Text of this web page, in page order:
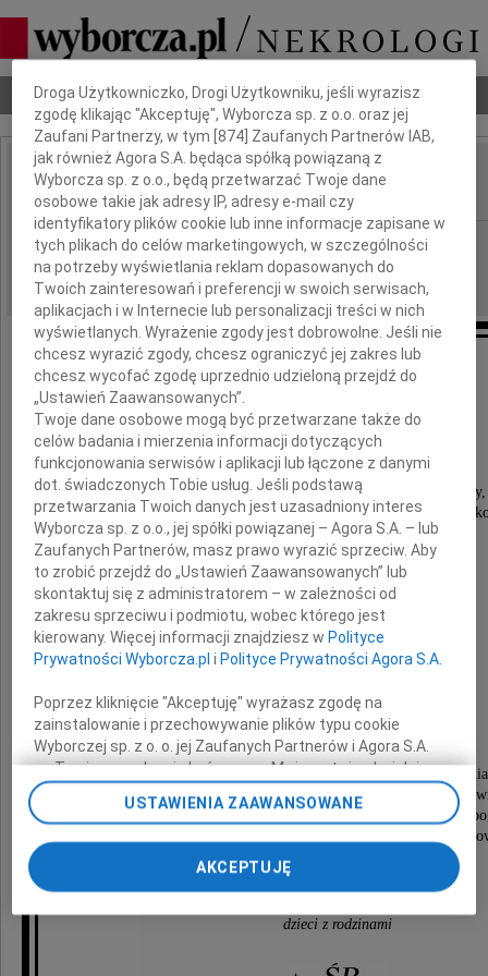
Nekrologi Odeszli Poradnik pogrzebowy
IMIĘ I NAZWISKO: Jolanta Dynia
REGION: Bydgoszcz
DATA EMISJI: 30.08.2011
"Musicie być mocni mocą miłości,
która jest potężniejsza niż śmierć "
Jan Paweł II
Z sercem pełnym bólu i smutku zawiadamiamy,
że dnia 27 sierpnia 2011 roku odeszła od nas nasza
Mama, Teściowa, Babcia i Prababcia
Jolanta Dynia
z domu Surynt
lat 75
Msza św. pogrzebowa zostanie odprawiona dnia 31
o godzinie 12.00 w kościele parafii Imienia NMP w
po której odbędzie się eksportacja Zmarłej i ceremonia
na cmentarzu parafii pw. św. Józefa przy ul. Libelta w
Pogrążone w żalu
dzieci z rodzinami
Dbamy o Twoją prywatność
Droga Użytkowniczko, Drogi Użytkowniku, jeśli wyrazisz
zgodę klikając "Akceptuję", Wyborcza sp. z o.o. oraz jej
Zaufani Partnerzy, w tym [874 ] Zaufanych Partnerów IAB,
jak również Agora S.A. będąca spółką powiązaną z
Wyborcza sp. z o.o., będą przetwarzać Twoje dane
osobowe takie jak adresy IP, adresy e-mail czy
identyfikatory plików cookie lub inne informacje zapisane w
tych plikach do celów marketingowych, w szczególności
na potrzeby wyświetlania reklam dopasowanych do
Twoich zainteresowań i preferencji w swoich serwisach,
aplikacjach i w Internecie lub personalizacji treści w nich
wyświetlanych. Wyrażenie zgody jest dobrowolne. Jeśli nie
chcesz wyrazić zgody, chcesz ograniczyć jej zakres lub
chcesz wycofać zgodę uprzednio udzieloną przejdź do
„Ustawień Zaawansowanych”.
Twoje dane osobowe mogą być przetwarzane także do
celów badania i mierzenia informacji dotyczących
funkcjonowania serwisów i aplikacji lub łączone z danymi
dot. świadczonych Tobie usług. Jeśli podstawą
przetwarzania Twoich danych jest uzasadniony interes
Wyborcza sp. z o.o., jej spółki powiązanej – Agora S.A. – lub
Zaufanych Partnerów, masz prawo wyrazić sprzeciw. Aby
to zrobić przejdź do „Ustawień Zaawansowanych” lub
skontaktuj się z administratorem – w zależności od
zakresu sprzeciwu i podmiotu, wobec którego jest
kierowany. Więcej informacji znajdziesz w Polityce
Prywatności Wyborcza.pl i Polityce Prywatności Agora S.A.
Poprzez kliknięcie "Akceptuję" wyrażasz zgodę na
zainstalowanie i przechowywanie plików typu cookie
Wyborczej sp. z o. o. jej Zaufanych Partnerów i Agora S.A.
na Twoim urządzeniu końcowym. Możesz też w każdej
chwili zmienić swoje preferencje dot. plików cookie,
ponownie wywołując narzędzie do zarządzania Twoimi
odnośnik „Ustawienia prywatności” w stopce serwisu i
przechodząc do sekcji „Ustawienia zaawansowane”.
Zmiana ustawień plików cookie możliwa jest także za
pomocą ustawień przeglądarki.
My, nasi Zaufani Partnerzy i Agora S.A. możemy
USTAWIENIA ZAAWANSOWANE
AKCEPTUJĘ